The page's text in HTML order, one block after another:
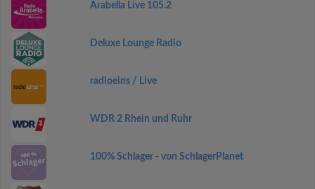
Arabella Live 105.2
Deluxe Lounge Radio
radioeins / Live
WDR 2 Rhein und Ruhr
100% Schlager - von SchlagerPlanet